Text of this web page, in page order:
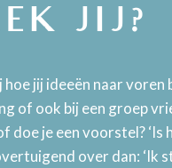
JIJ?
hoe jij ideeën naar
of ook bij een groep
doe je een voorstel? ‘Is
over dan: ‘Ik